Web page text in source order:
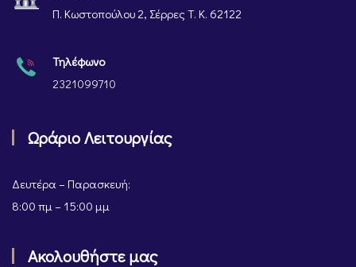
Π. Κωστοπούλου 2, Σέρρες Τ. Κ. 62122
Τηλέφωνο
2321099710
Ωράριο Λειτουργίας
Δευτέρα – Παρασκευή:
8:00 πμ – 15:00 μμ
Ακολουθήστε μας